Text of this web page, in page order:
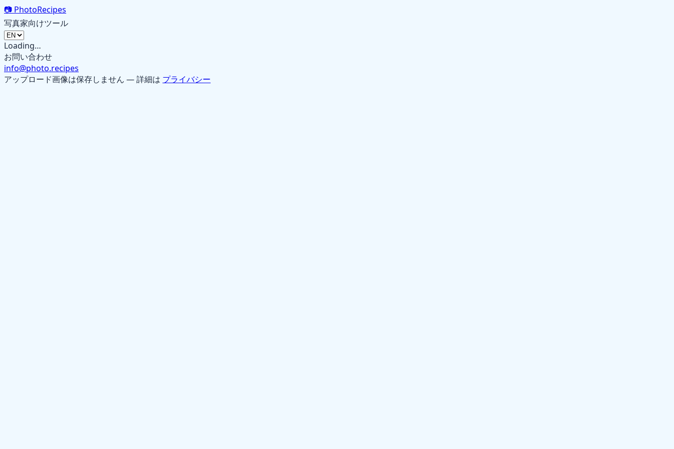
📷 PhotoRecipes
写真家向けツール
Loading…
お問い合わせ
info@photo.recipes
アップロード画像は保存しません — 詳細は プライバシー